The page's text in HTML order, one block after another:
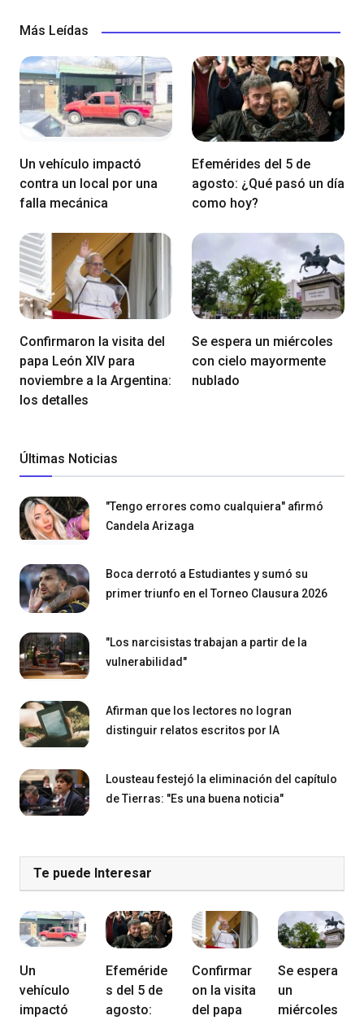
Más Leídas
Un vehículo impactó
contra un local por una
falla mecánica
Efemérides del 5 de
agosto: ¿Qué pasó un día
como hoy?
Confirmaron la visita del
papa León XIV para
noviembre a la Argentina:
los detalles
Se espera un miércoles
con cielo mayormente
nublado
Últimas Noticias
"Tengo errores como cualquiera" afirmó
Candela Arizaga
Boca derrotó a Estudiantes y sumó su
primer triunfo en el Torneo Clausura 2026
"Los narcisistas trabajan a partir de la
vulnerabilidad"
Afirman que los lectores no logran
distinguir relatos escritos por IA
Lousteau festejó la eliminación del capítulo
de Tierras: "Es una buena noticia"
Te puede Interesar
Un
vehículo
impactó
Efeméride
s del 5 de
agosto:
Confirmar
on la visita
del papa
Se espera
un
miércoles